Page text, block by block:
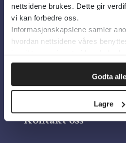
nettsidene brukes. Dette gir
vi kan forbedre oss.
Informasjonskapslene samler
hvordan nettsidene våres
innsikt som gjør at vi kan
Godta alle
Lagre
Om Helsebiblioteket
Personvern og
Tilgjengelighetserklæring
Information in English
Bilder fra Colourbox.com
Kontakt oss